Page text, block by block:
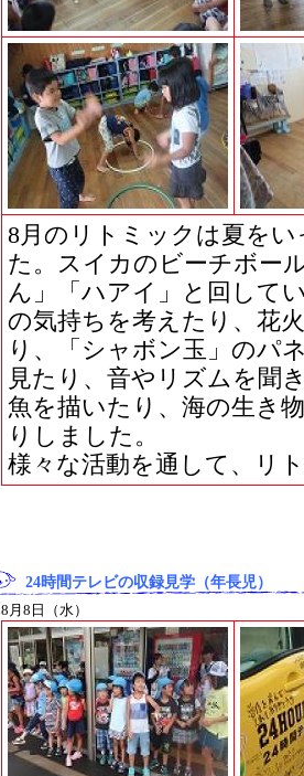
8月のリトミックは夏を
た。スイカのビーチボー
ん」「ハアイ」と回して
の気持ちを考えたり、花
り、「シャボン玉」のパ
見たり、音やリズムを聞
魚を描いたり、海の生き
りしました。
様々な活動を通して、リ
24時間テレビの収録見学（年長児）
8月8日（水）